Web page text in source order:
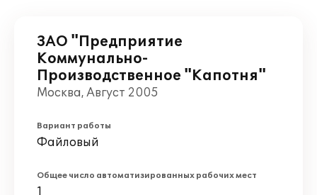
ЗАО "Предприятие
Коммунально-
Производственное "Капотня"
Москва, Август 2005
Вариант работы
Файловый
Общее число автоматизированных рабочих мест
1